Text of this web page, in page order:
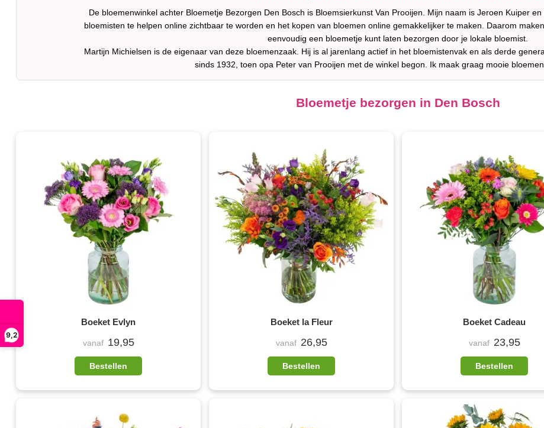
9,2
De bloemenwinkel achter Bloemetje Bezorgen Den Bosch is Bloemsierkunst Van Prooijen. Mijn naam is Jeroen Kuiper
bloemisten te helpen online zichtbaar te worden en het kopen van bloemen online gemakkelijker te maken. Daarom
eenvoudig een bloemetje kunt laten bezorgen door je lokale bloemist.
Martijn Michielsen is de eigenaar van deze bloemenzaak. Hij is al jarenlang actief in het bloemistenvak en als derde
sinds 1932, toen opa Peter van Prooijen met de winkel begon. Ik maak graag mooie
Bloemetje bezorgen in Den Bosch
Boeket Evlyn
vanaf 19,95
Bestellen
Boeket la Fleur
vanaf 26,95
Bestellen
Boeket Cadeau
vanaf 23,95
Bestellen